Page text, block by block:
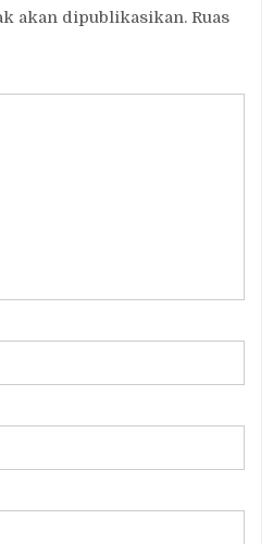
akan dipublikasikan. Ruas